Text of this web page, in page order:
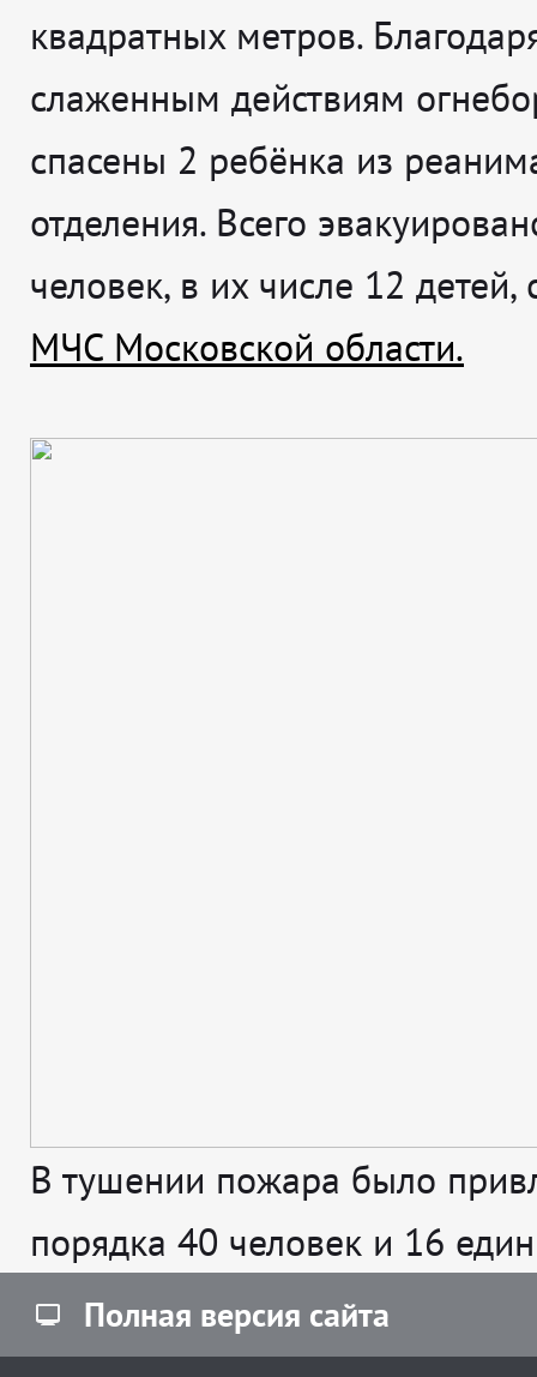
квадратных метров.
слаженным действиям
спасены 2 ребёнка из
отделения. Всего
человек, в их числе 12 детей,
МЧС Московской области.
В тушении пожара было
порядка 40 человек и 16
Полная версия сайта